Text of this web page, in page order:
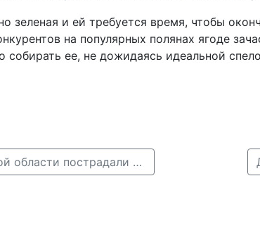
зеленая и ей требуется время, чтобы
на популярных полянах ягоде
ее, не дожидаясь идеальной
← Свыше 3,7 тысячи жителей Нижегородской области пострадали от укусов клещей